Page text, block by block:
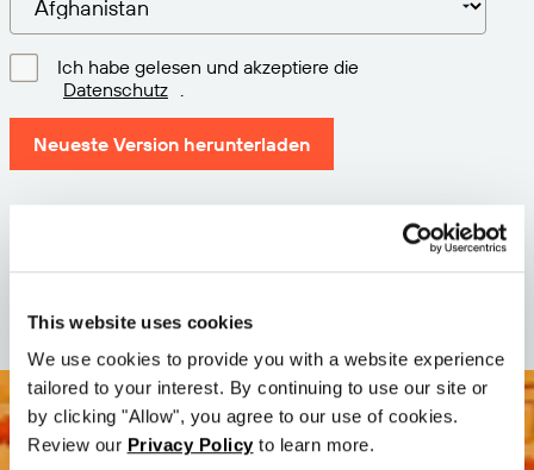
This website uses cookies
We use cookies to provide you with a website experience
tailored to your interest. By continuing to use our site or
by clicking "Allow", you agree to our use of cookies.
Review our Privacy Policy to learn more.
Ich habe gelesen und akzeptiere die
Datenschutz
Neueste Version herunterladen
Datum: 2026-05-05